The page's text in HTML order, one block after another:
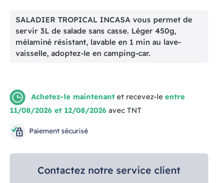
SALADIER TROPICAL INCASA vous permet de
servir 3L de salade sans casse. Léger 450g,
mélaminé résistant, lavable en 1 min au lave-
vaisselle, adoptez-le en camping-car.
Achetez-le maintenant et recevez-le entre
11/08/2026 et 12/08/2026 avec TNT
Paiement sécurisé
Contactez notre service client